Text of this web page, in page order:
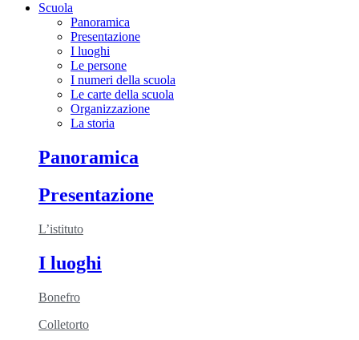
Scuola
Panoramica
Presentazione
I luoghi
Le persone
I numeri della scuola
Le carte della scuola
Organizzazione
La storia
Panoramica
Presentazione
L’istituto
I luoghi
Bonefro
Colletorto